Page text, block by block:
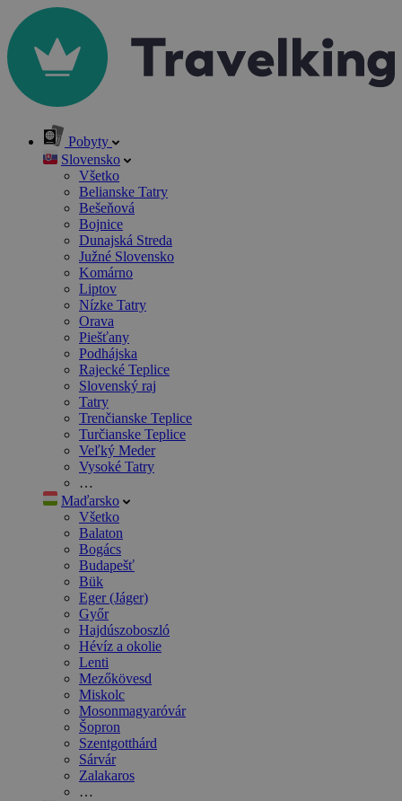
Pobyty
Slovensko
Všetko
Belianske Tatry
Bešeňová
Bojnice
Dunajská Streda
Južné Slovensko
Komárno
Liptov
Nízke Tatry
Orava
Piešťany
Podhájska
Rajecké Teplice
Slovenský raj
Tatry
Trenčianske Teplice
Turčianske Teplice
Veľký Meder
Vysoké Tatry
…
Maďarsko
Všetko
Balaton
Bogács
Budapešť
Bük
Eger (Jáger)
Győr
Hajdúszoboszló
Hévíz a okolie
Lenti
Mezőkövesd
Miskolc
Mosonmagyaróvár
Šopron
Szentgotthárd
Sárvár
Zalakaros
…